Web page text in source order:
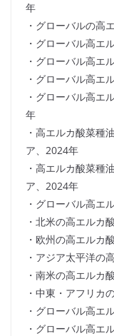
年
・グローバルの高
・グローバル高エ
・グローバル高エ
・グローバル高エ
・グローバル高エ
年
・高エルカ酸菜種
ア、2024年
・高エルカ酸菜種
ア、2024年
・グローバル高エ
・北米の高エルカ
・欧州の高エルカ
・アジア太平洋の
・南米の高エルカ
・中東・アフリカ
・グローバル高エ
・グローバル高エ